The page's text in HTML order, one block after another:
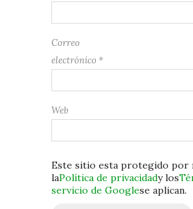
Correo
electrónico *
Web
Este sitio esta protegido por
laPolítica de privacidady los
servicio de Googlese aplican.